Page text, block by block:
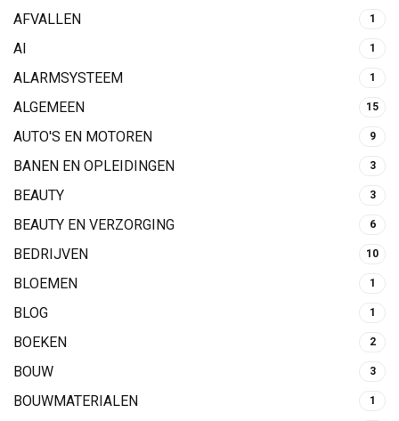
AFVALLEN 1
AI 1
ALARMSYSTEEM 1
ALGEMEEN 15
AUTO'S EN MOTOREN 9
BANEN EN OPLEIDINGEN 3
BEAUTY 3
BEAUTY EN VERZORGING 6
BEDRIJVEN 10
BLOEMEN 1
BLOG 1
BOEKEN 2
BOUW 3
BOUWMATERIALEN 1